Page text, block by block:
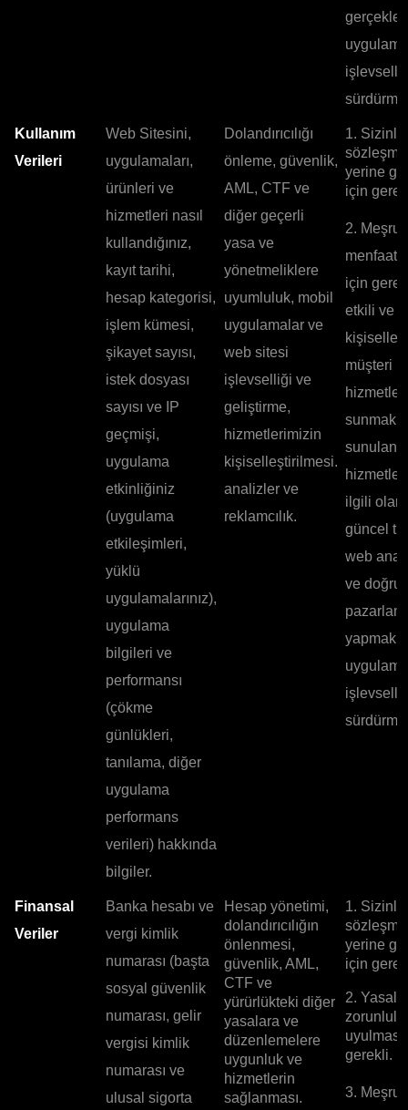
uygulama
Kullanım
Verileri
Web Sitesini,
uygulamaları,
ürünleri ve
hizmetleri nasıl
kullandığınız,
kayıt tarihi,
hesap kategorisi,
işlem kümesi,
şikayet sayısı,
istek dosyası
sayısı ve IP
geçmişi,
uygulama
etkinliğiniz
(uygulama
etkileşimleri,
yüklü
uygulamalarınız),
uygulama
bilgileri ve
performansı
(çökme
günlükleri,
tanılama, diğer
uygulama
performans
verileri) hakkında
bilgiler.
Dolandırıcılığı
önleme, güvenlik,
AML, CTF ve
diğer geçerli
yasa ve
yönetmeliklere
uyumluluk, mobil
uygulamalar ve
web sitesi
işlevselliği ve
geliştirme,
hizmetlerimizin
kişiselleştirilmesi.
analizler ve
reklamcılık.
1.
yerine
için
2. Meşru
için
etkili ve
müşteri
hizmetleri
sunmak
sunulan
ilgili
güncel
web
ve
yapmak
uygulama
Finansal
Veriler
Banka hesabı ve
vergi kimlik
numarası (başta
sosyal güvenlik
numarası, gelir
vergisi kimlik
numarası ve
ulusal sigorta
Hesap yönetimi,
dolandırıcılığın
önlenmesi,
güvenlik, AML,
CTF ve
yürürlükteki diğer
yasalara ve
düzenlemelere
uygunluk ve
hizmetlerin
sağlanması.
1.
yerine
için
2. Yasal
gerekli.
3. Meşru